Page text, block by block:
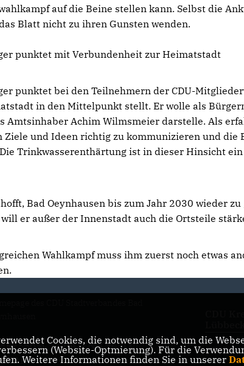
auf die Beine stellen kann. Selbst die
Blatt nicht zu ihren Gunsten wenden.
punktet mit Verbundenheit zur Heimatstadt
punktet bei den Teilnehmern der CDU-
in den Mittelpunkt stellt. Er wolle als
Amtsinhaber Achim Wilmsmeier darstelle. Als
Ziele und Ideen richtig zu kommunizieren und
Trinkwasserenthärtung ist in dieser Hinsicht
Bad Oeynhausen bis zum Jahr 2030 wieder
will er außer der Innenstadt auch die Ortsteile
Wahlkampf muss ihm zuerst noch etwas
DATENSCHUTZ
CDU
Cookies, die notwendig sind, um die
(Website-Optmierung). Für die
Weitere Informationen finden Sie in unserer